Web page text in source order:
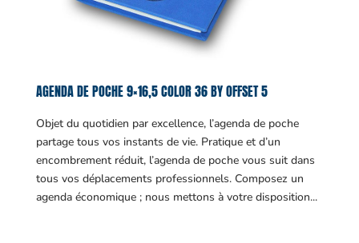
AGENDA DE POCHE 9×16,5 COLOR 36 BY OFFSET 5
Objet du quotidien par excellence, l’agenda de poche
partage tous vos instants de vie. Pratique et d’un
encombrement réduit, l’agenda de poche vous suit dans
tous vos déplacements professionnels. Composez un
agenda économique ; nous mettons à votre disposition...